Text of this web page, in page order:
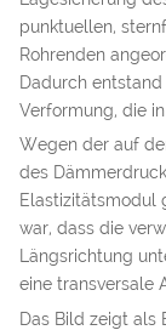
punktuellen,
Rohrenden
Dadurch
Verformung, die
Wegen der auf
des
Elastizitätsmodul
war, dass die
Längsrichtung
eine transversale
Das Bild zeigt als